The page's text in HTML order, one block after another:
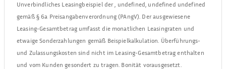
Unverbindliches Leasingbeispiel der, undefined, undefined undefined
gemäß § 6a Preisangabenverordnung (PAngV). Der ausgewiesene
Leasing-Gesamtbetrag umfasst die monatlichen Leasingraten und
etwaige Sonderzahlungen gemäß Beispielkalkulation. Überführungs-
und Zulassungskosten sind nicht im Leasing-Gesamtbetrag enthalten
und vom Kunden gesondert zu tragen. Bonität vorausgesetzt.